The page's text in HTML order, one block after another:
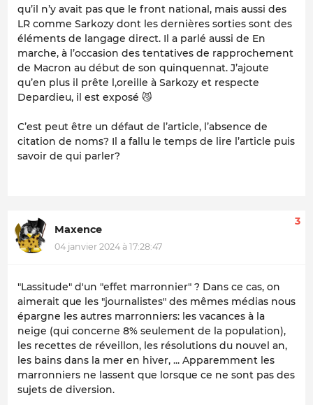
qu’il n’y avait pas que le front national, mais aussi des
LR comme Sarkozy dont les dernières sorties sont des
éléments de langage direct. Il a parlé aussi de En
marche, à l’occasion des tentatives de rapprochement
de Macron au début de son quinquennat. J’ajoute
qu’en plus il prête l,oreille à Sarkozy et respecte
Depardieu, il est exposé 😼
C’est peut être un défaut de l’article, l’absence de
citation de noms? Il a fallu le temps de lire l’article puis
savoir de qui parler?
Maxence
04 janvier 2024 à 17:28:47
3
"Lassitude" d'un "effet marronnier" ? Dans ce cas, on
aimerait que les "journalistes" des mêmes médias nous
épargne les autres marronniers: les vacances à la
neige (qui concerne 8% seulement de la population),
les recettes de réveillon, les résolutions du nouvel an,
les bains dans la mer en hiver, ... Apparemment les
marronniers ne lassent que lorsque ce ne sont pas des
sujets de diversion.